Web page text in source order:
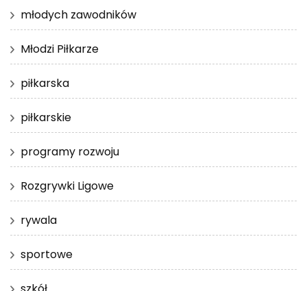
młodych zawodników
Młodzi Piłkarze
piłkarska
piłkarskie
programy rozwoju
Rozgrywki Ligowe
rywala
sportowe